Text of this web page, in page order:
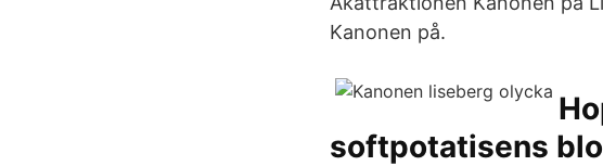
Kanonen på.
softpotatisens